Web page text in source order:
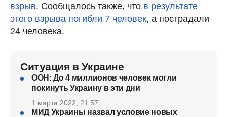
взрыв. Сообщалось также, что в результате
этого взрыва погибли 7 человек, а пострадали
24 человека.
Ситуация в Украине
ООН: До 4 миллионов человек могли
покинуть Украину в эти дни
1 марта 2022, 21:57
МИД Украины назвал условие новых